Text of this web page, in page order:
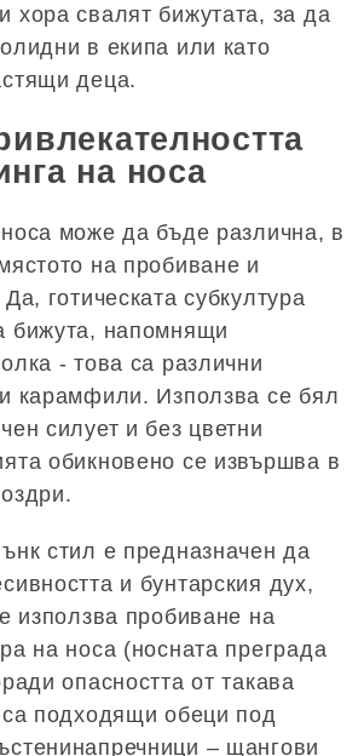
хора свалят бижутата, за да
в екипа или като
деца.
на носа
може да бъде различна, в
на пробиване и
готическата субкултура
бижута, напомнящи
- това са различни
карамфили. Използва се бял
силует и без цветни
обикновено се извършва в
стил е предназначен да
и бунтарския дух,
използва пробиване на
на носа (носната преграда
опасността от такава
подходящи обеци под
– щангови